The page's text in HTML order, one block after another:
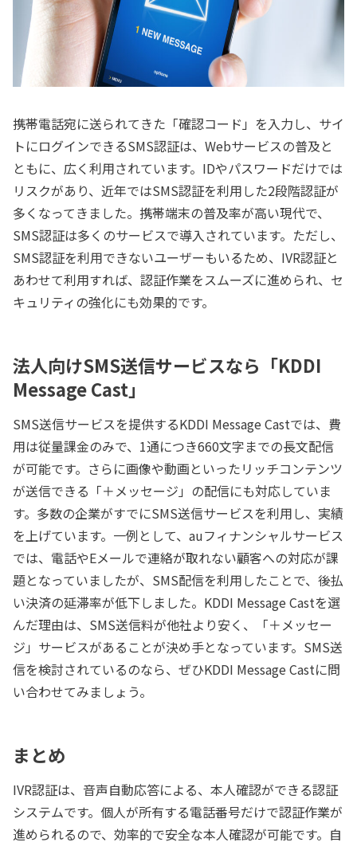
携帯電話宛に送られてきた「確認コード」を入力し、サイ
トにログインできるSMS認証は、Webサービスの普及と
ともに、広く利用されています。IDやパスワードだけでは
リスクがあり、近年ではSMS認証を利用した2段階認証が
多くなってきました。携帯端末の普及率が高い現代で、
SMS認証は多くのサービスで導入されています。ただし、
SMS認証を利用できないユーザーもいるため、IVR認証と
あわせて利用すれば、認証作業をスムーズに進められ、セ
キュリティの強化にも効果的です。
法人向けSMS送信サービスなら「KDDI
Message Cast」
SMS送信サービスを提供するKDDI Message Castでは、費
用は従量課金のみで、1通につき660文字までの長文配信
が可能です。さらに画像や動画といったリッチコンテンツ
が送信できる「＋メッセージ」の配信にも対応していま
す。多数の企業がすでにSMS送信サービスを利用し、実績
を上げています。一例として、auフィナンシャルサービス
では、電話やEメールで連絡が取れない顧客への対応が課
題となっていましたが、SMS配信を利用したことで、後払
い決済の延滞率が低下しました。KDDI Message Castを選
んだ理由は、SMS送信料が他社より安く、「＋メッセー
ジ」サービスがあることが決め手となっています。SMS送
信を検討されているのなら、ぜひKDDI Message Castに問
い合わせてみましょう。
まとめ
IVR認証は、音声自動応答による、本人確認ができる認証
システムです。個人が所有する電話番号だけで認証作業が
進められるので、効率的で安全な本人確認が可能です。自